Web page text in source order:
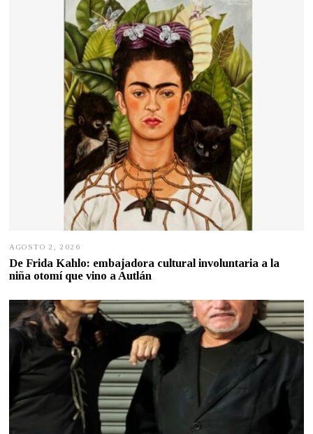
6
,
2
0
2
6
AGOSTO 2, 2026
O
S
O
2
,
De Frida Kahlo: embajadora cultural involuntaria a la
niña otomí que vino a Autlán